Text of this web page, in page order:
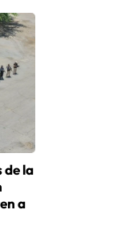
de la
a